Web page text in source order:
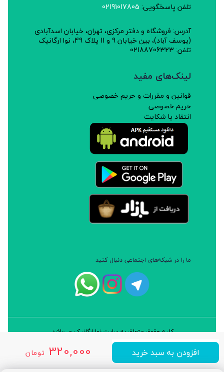
320,000 تومان افزودن به سبد خرید
تلفن پاسخگویی: 02191017805
آدرس: فروشگاه و دفتر مرکزی، تهران، خیابان اسدآبادی
(یوسف آباد)، بین خیابان 9 و 11 پلاک 49، نوا ارگانیک
تلفن: 02188706323
لینک‌های مفید
قوانین و مقررات و حریم خصوصی
حریم خصوصی
انتقاد یا شکایت
ما را در شبکه‌های اجتماعی دنبال کنید
کلیه حقوق متعلق به سایت نوا ارگانیک می‌باشد.
طراحی و توسعه: شرکت داده پردازان سورن ایرانیان (نرم افزار سارب)